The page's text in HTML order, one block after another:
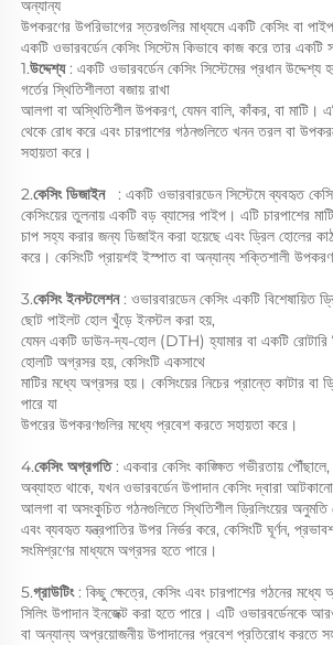
অন্যান্য
উপকরণের উপরিভাগের স্তরগুলির মাধ্যমে একটি কেসিং বা
একটি ওভারবর্ডেন কেসিং সিস্টেম কিভাবে কাজ করে তার একটি
1.উদ্দেশ্য : একটি ওভারবর্ডেন কেসিং সিস্টেমের প্রধান
গর্তের স্থিতিশীলতা বজায় রাখা
আলগা বা অস্থিতিশীল উপকরণ, যেমন বালি, কাঁকর, বা মাটি।
থেকে রোধ করে এবং চারপাশের গঠনগুলিতে খনন তরল বা
সহায়তা করে।
2.কেসিং ডিজাইন : একটি ওভারবারডেন সিস্টেমে ব্যবহৃত
কেসিংয়ের তুলনায় একটি বড় ব্যাসের পাইপ। এটি চারপাশের
চাপ সহ্য করার জন্য ডিজাইন করা হয়েছে এবং ড্রিল হোলের
করে। কেসিংটি প্রায়শই ইস্পাত বা অন্যান্য শক্তিশালী উপকরণ
3.কেসিং ইনস্টলেশন : ওভারবারডেন কেসিং একটি বিশেষায়িত
ছোট পাইলট হোল খুঁড়ে ইনস্টল করা হয়,
যেমন একটি ডাউন-দ্য-হোল (DTH) হ্যামার বা একটি রোটারি
হোলটি অগ্রসর হয়, কেসিংটি একসাথে
মাটির মধ্যে অগ্রসর হয়। কেসিংয়ের নিচের প্রান্তে কাটার বা
পারে যা
উপরের উপকরণগুলির মধ্যে প্রবেশ করতে সহায়তা করে।
4.কেসিং অগ্রগতি : একবার কেসিং কাঙ্ক্ষিত গভীরতায় পৌঁছালে,
অব্যাহত থাকে, যখন ওভারবর্ডেন উপাদান কেসিং দ্বারা
আলগা বা অসংকুচিত গঠনগুলিতে স্থিতিশীল ড্রিলিংয়ের অনুমতি
এবং ব্যবহৃত যন্ত্রপাতির উপর নির্ভর করে, কেসিংটি ঘূর্ণন,
সংমিশ্রণের মাধ্যমে অগ্রসর হতে পারে।
5.গ্রাউটিং : কিছু ক্ষেত্রে, কেসিং এবং চারপাশের গঠনের মধ্যে
সিলিং উপাদান ইনজেক্ট করা হতে পারে। এটি ওভারবর্ডেনকে
বা অন্যান্য অপ্রয়োজনীয় উপাদানের প্রবেশ প্রতিরোধ করতে